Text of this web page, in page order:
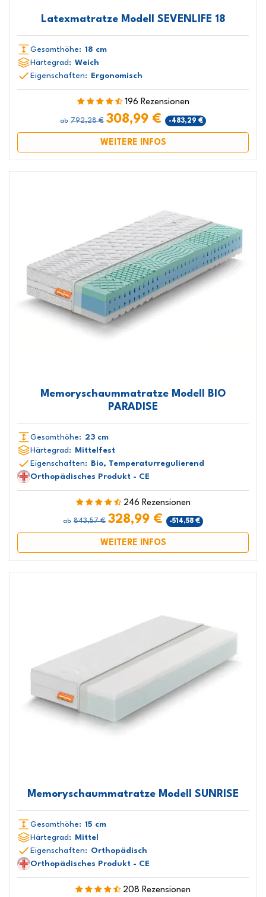
Latexmatratze Modell SEVENLIFE 18
Gesamthöhe: 18 cm
Härtegrad: Weich
Eigenschaften:
Ergonomisch
196 Rezensionen
ab 792,28 € 308,99 € -483,29 €
WEITERE INFOS
Memoryschaummatratze Modell BIO
PARADISE
Gesamthöhe: 23 cm
Härtegrad: Mittelfest
Eigenschaften: Bio, Temperaturregulierend
Orthopädisches Produkt - CE
246 Rezensionen
ab 843,57 € 328,99 € -514,58 €
WEITERE INFOS
Memoryschaummatratze Modell SUNRISE
Gesamthöhe: 15 cm
Härtegrad:
Mittel
Eigenschaften: Orthopädisch
Orthopädisches Produkt - CE
208 Rezensionen